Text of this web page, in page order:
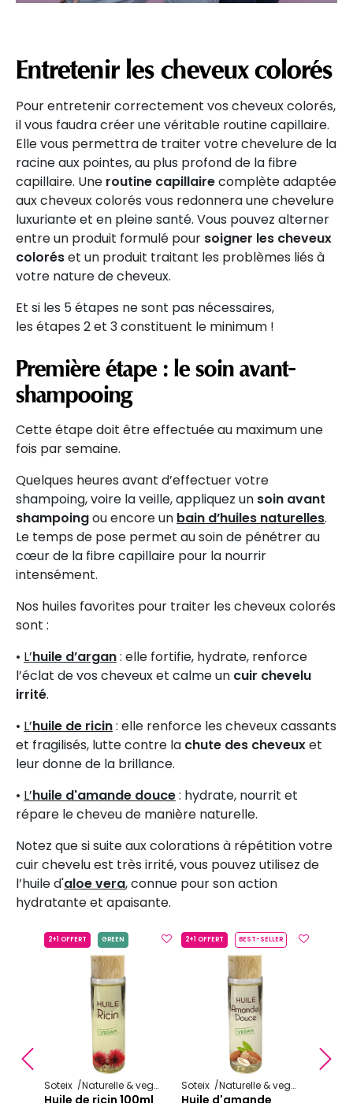
Entretenir les cheveux colorés
Pour entretenir correctement vos cheveux colorés,
il vous faudra créer une véritable routine capillaire.
Elle vous permettra de traiter votre chevelure de la
racine aux pointes, au plus profond de la fibre
capillaire. Une routine capillairecomplète adaptée
aux cheveux colorés vous redonnera une chevelure
luxuriante et en pleine santé. Vous pouvez alterner
entre un produit formulé pour soigner les cheveux
coloréset un produit traitant les problèmes liés à
votre nature de cheveux.
Et si les 5 étapes ne sont pas nécessaires,
les étapes 2 et 3 constituent le minimum !
Première étape : le soin avant-
shampooing
Cette étape doit être effectuée au maximum une
fois par semaine.
Quelques heures avant d’effectuer votre
shampoing, voire la veille, appliquez un soin avant
shampoingou encore un bain d’huiles naturelles.
Le temps de pose permet au soin de pénétrer au
cœur de la fibre capillaire pour la nourrir
intensément.
Nos huiles favorites pour traiter les cheveux colorés
sont :
• L’huile d’argan: elle fortifie, hydrate, renforce
l’éclat de vos cheveux et calme un cuir chevelu
irrité.
• L’huile de ricin: elle renforce les cheveux cassants
et fragilisés, lutte contre la chute des cheveuxet
leur donne de la brillance.
• L’huile d'amande douce: hydrate, nourrit et
répare le cheveu de manière naturelle.
Notez que si suite aux colorations à répétition votre
cuir chevelu est très irrité, vous pouvez utilisez de
l’huile d'aloe vera, connue pour son action
hydratante et apaisante.
Huile végétale
2+1 OFFERT GREEN
Soteix Naturelle & vegan Huile végétale
Huile de ricin 100ml
2+1 OFFERT BEST-SELLER
Soteix Naturelle & vegan
Huile d'amande
Précédent